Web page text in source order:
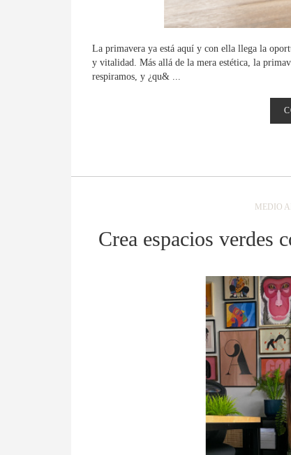
La primavera ya está aquí y con ella llega la
y vitalidad. Más allá de la mera estética, la
respiramos, y ¿qu& ...
MEDIO
Crea espacios verdes